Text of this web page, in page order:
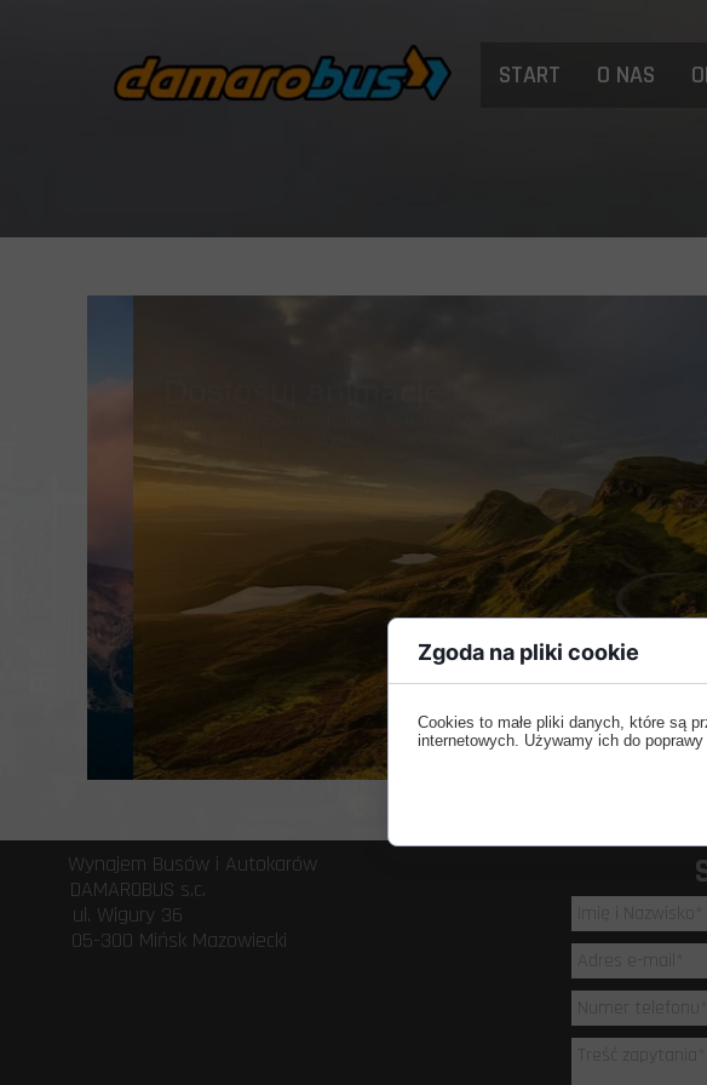
Wynajem Busów i
DAMAROBUS
ul. Wigury 36 e-
05-300 Mińsk
START
O NAS
Zgoda na pliki cookie
Cookies to małe pliki danych, które są
internetowych. Używamy ich do